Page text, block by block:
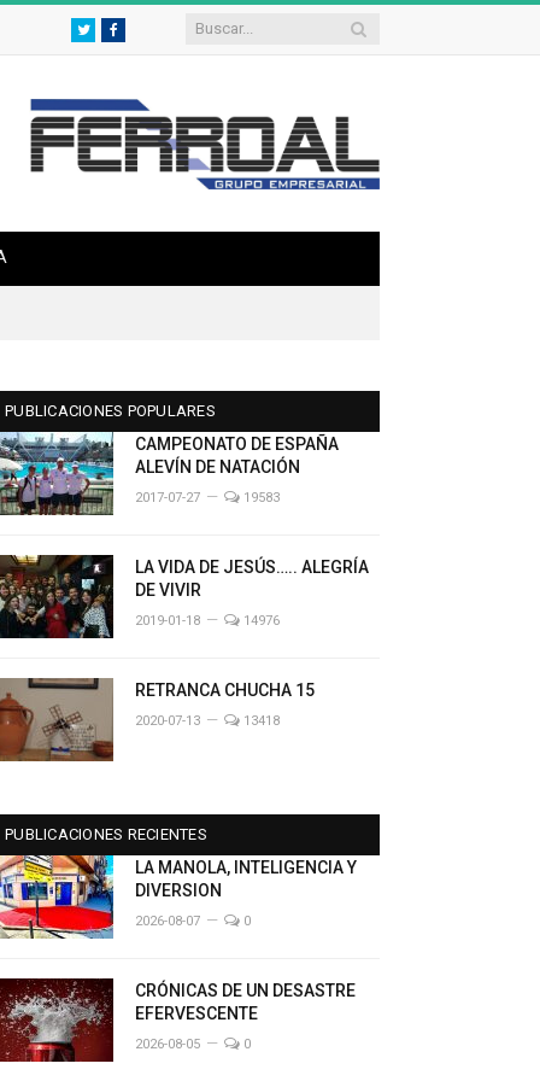
TwitterFacebook
PUBLICACIONES POPULARES
CAMPEONATO DE ESPAÑA
ALEVÍN DE NATACIÓN
2017-07-27 19583
LA VIDA DE JESÚS….. ALEGRÍA
DE VIVIR
2019-01-18 14976
RETRANCA CHUCHA 15
2020-07-13 13418
PUBLICACIONES RECIENTES
LA MANOLA, INTELIGENCIA Y
DIVERSION
2026-08-07 0
CRÓNICAS DE UN DESASTRE
EFERVESCENTE
2026-08-05 0